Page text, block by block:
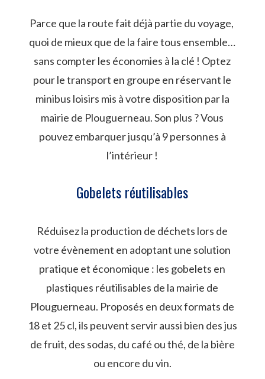
Parce que la route fait déjà partie du voyage,
quoi de mieux que de la faire tous ensemble…
sans compter les économies à la clé ! Optez
pour le transport en groupe en réservant le
minibus loisirs mis à votre disposition par la
mairie de Plouguerneau. Son plus ? Vous
pouvez embarquer jusqu’à 9 personnes à
l’intérieur !
Gobelets réutilisables
Réduisez la production de déchets lors de
votre évènement en adoptant une solution
pratique et économique : les gobelets en
plastiques réutilisables de la mairie de
Plouguerneau. Proposés en deux formats de
18 et 25 cl, ils peuvent servir aussi bien des jus
de fruit, des sodas, du café ou thé, de la bière
ou encore du vin.